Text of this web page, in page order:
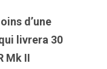
d’une
livrera 30
Mk II